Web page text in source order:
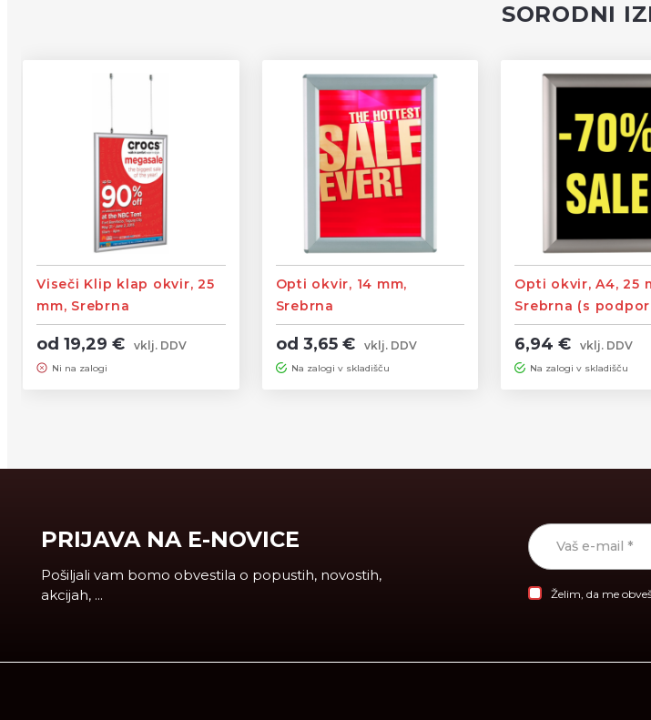
SORODNI
Viseči Klip klap okvir, 25
mm, Srebrna
od 19,29 € vklj. DDV
Ni na zalogi
Opti okvir, 14 mm,
Srebrna
od 3,65 € vklj. DDV
Na zalogi v skladišču
Opti okvir, A4, 25
Srebrna (s
6,94 € vklj. DDV
Na zalogi v skladišču
PRIJAVA NA E-NOVICE
Pošiljali vam bomo obvestila o popustih, novostih,
akcijah, ...
Želim, da me